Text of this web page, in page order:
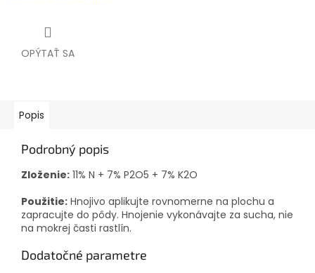
OPÝTAŤ SA
Popis
Podrobný popis
Zloženie: 11% N + 7% P2O5 + 7% K2O
Použitie: Hnojivo aplikujte rovnomerne na plochu a
zapracujte do pôdy. Hnojenie vykonávajte za sucha, nie
na mokrej časti rastlín.
Dodatočné parametre